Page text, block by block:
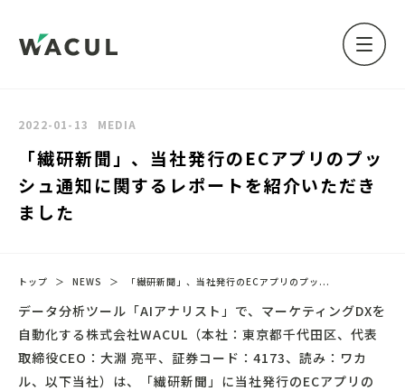
2022-01-13 MEDIA
「繊研新聞」、当社発行のECアプリのプッ
シュ通知に関するレポートを紹介いただき
ました
トップ ＞ NEWS ＞ 「繊研新聞」、当社発行のECアプリのプッ...
データ分析ツール「AIアナリスト」で、マーケティングDXを
自動化する株式会社WACUL（本社：東京都千代田区、代表
取締役CEO：大淵 亮平、証券コード：4173、読み：ワカ
ル、以下当社）は、「繊研新聞」に当社発行のECアプリの